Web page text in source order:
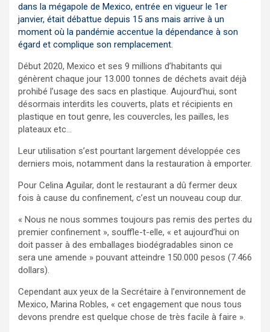
dans la mégapole de Mexico, entrée en vigueur le 1er
janvier, était débattue depuis 15 ans mais arrive à un
moment où la pandémie accentue la dépendance à son
égard et complique son remplacement.
Début 2020, Mexico et ses 9 millions d’habitants qui
génèrent chaque jour 13.000 tonnes de déchets avait déjà
prohibé l’usage des sacs en plastique. Aujourd’hui, sont
désormais interdits les couverts, plats et récipients en
plastique en tout genre, les couvercles, les pailles, les
plateaux etc…
Leur utilisation s’est pourtant largement développée ces
derniers mois, notamment dans la restauration à emporter.
Pour Celina Aguilar, dont le restaurant a dû fermer deux
fois à cause du confinement, c’est un nouveau coup dur.
« Nous ne nous sommes toujours pas remis des pertes du
premier confinement », souffle-t-elle, « et aujourd’hui on
doit passer à des emballages biodégradables sinon ce
sera une amende » pouvant atteindre 150.000 pesos (7.466
dollars).
Cependant aux yeux de la Secrétaire à l’environnement de
Mexico, Marina Robles, « cet engagement que nous tous
devons prendre est quelque chose de très facile à faire ».